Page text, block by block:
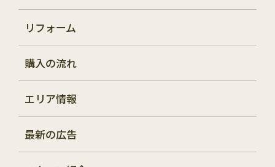
リフォーム
購入の流れ
エリア情報
最新の広告